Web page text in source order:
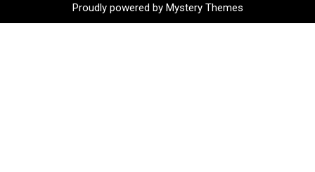
Proudly powered by Mystery Themes